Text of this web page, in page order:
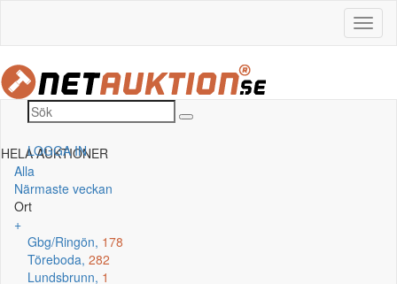
LOGGA IN
HELA AUKTIONER
Alla
Närmaste veckan
Ort
+
Gbg/Ringön, 178
Töreboda, 282
Lundsbrunn, 1